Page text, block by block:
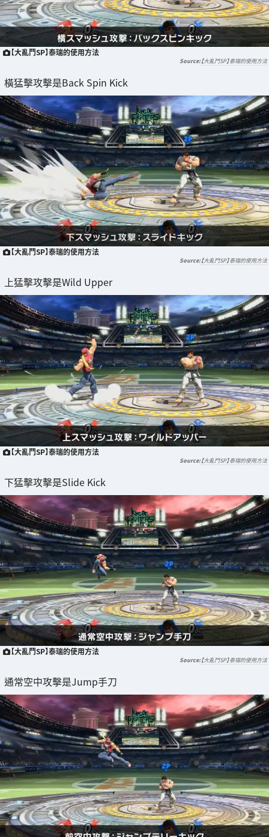
【大亂鬥SP】泰瑞的使用方法
【大亂鬥SP】泰瑞的使用方法
橫猛擊攻擊是Back Spin Kick
【大亂鬥SP】泰瑞的使用方法
【大亂鬥SP】泰瑞的使用方法
上猛擊攻擊是Wild Upper
【大亂鬥SP】泰瑞的使用方法
【大亂鬥SP】泰瑞的使用方法
下猛擊攻擊是Slide Kick
【大亂鬥SP】泰瑞的使用方法
【大亂鬥SP】泰瑞的使用方法
通常空中攻擊是Jump手刀